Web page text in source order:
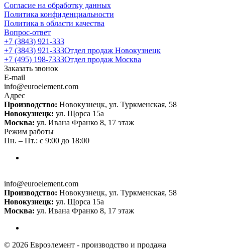
Согласие на обработку данных
Политика конфиденциальности
Политика в области качества
Вопрос-ответ
+7 (3843) 921-333
+7 (3843) 921-333Отдел продаж Новокузнецк
+7 (495) 198-7333Отдел продаж Москва
Заказать звонок
E-mail
info@euroelement.com
Адрес
Производство: Новокузнецк, ул. Туркменская, 58
Новокузнецк: ул. Щорса 15а
Москва: ул. Ивана Франко 8, 17 этаж
Режим работы
Пн. – Пт.: с 9:00 до 18:00
info@euroelement.com
Производство: Новокузнецк, ул. Туркменская, 58
Новокузнецк: ул. Щорса 15а
Москва: ул. Ивана Франко 8, 17 этаж
© 2026 Евроэлемент - производство и продажа